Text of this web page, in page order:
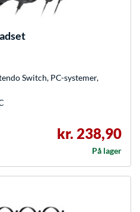
Switch, PC-systemer,
kr. 238,90
På lager